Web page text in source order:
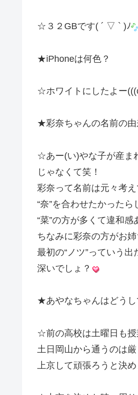
☆３２GBです( ´ ▽ ` )ﾉ
★iPhoneは何色？
☆ホワイトにしたよー
★彩奈ちゃんの名前の
☆あー(い)やな子が産ま
じゃなくて笑！
彩奈って名前は元々考
“奈”を合わせたかった
“菜”の方が多くて違和
ちなみに彩奈の方がお
最初の“ノツ”っていう出
深いでしょ？
★あやなちゃんはどうし
☆前の高校は土曜日も
土日岡山から通うのは
上京して頑張ろうと決